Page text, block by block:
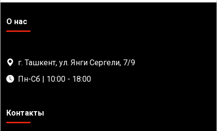
О нас
г. Ташкент, ул. Янги Сергели, 7/9
Пн-Сб | 10:00 - 18:00
Контакты